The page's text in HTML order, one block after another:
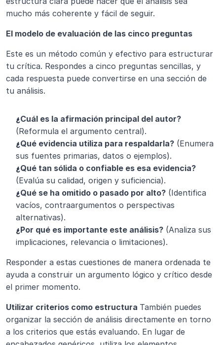
mucho más coherente y fácil de seguir.
El modelo de evaluación de las cinco preguntas
Este es un método común y efectivo para estructurar
tu crítica. Respondes a cinco preguntas sencillas, y
cada respuesta puede convertirse en una sección de
tu análisis.
¿Cuál es la afirmación principal del autor?
(Reformula el argumento central).
¿Qué evidencia utiliza para respaldarla? (Enumera
sus fuentes primarias, datos o ejemplos).
¿Qué tan sólida o confiable es esa evidencia?
(Evalúa su calidad, origen y suficiencia).
¿Qué se ha omitido o pasado por alto? (Identifica
vacíos, contraargumentos o perspectivas
alternativas).
¿Por qué es importante este análisis? (Analiza sus
implicaciones, relevancia o limitaciones).
Responder a estas cuestiones de manera ordenada te
ayuda a construir un argumento lógico y crítico desde
el primer momento.
Utilizar criterios como estructura También puedes
organizar la sección de análisis directamente en torno
a los criterios que estás evaluando. En lugar de